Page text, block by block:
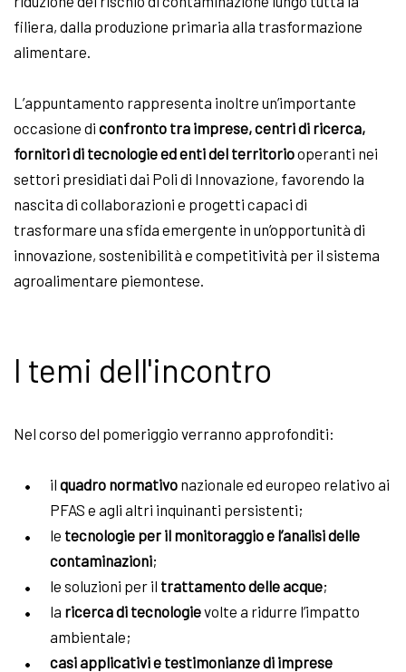
filiera, dalla produzione primaria alla trasformazione
alimentare.
L’appuntamento rappresenta inoltre un’importante
occasione di confronto tra imprese, centri di ricerca,
fornitori di tecnologie ed enti del territoriooperanti nei
settori presidiati dai Poli di Innovazione, favorendo la
nascita di collaborazioni e progetti capaci di
trasformare una sfida emergente in un’opportunità di
innovazione, sostenibilità e competitività per il sistema
agroalimentare piemontese.
I temi dell'incontro
Nel corso del pomeriggio verranno approfonditi:
il quadro normativo nazionale ed europeo relativo ai
PFAS e agli altri inquinanti persistenti;
le tecnologie per il monitoraggio e l’analisi delle
contaminazioni;
le soluzioni per il trattamento delle acque;
la ricerca di tecnologievolte a ridurre l’impatto
ambientale;
casi applicativi e testimonianze di imprese